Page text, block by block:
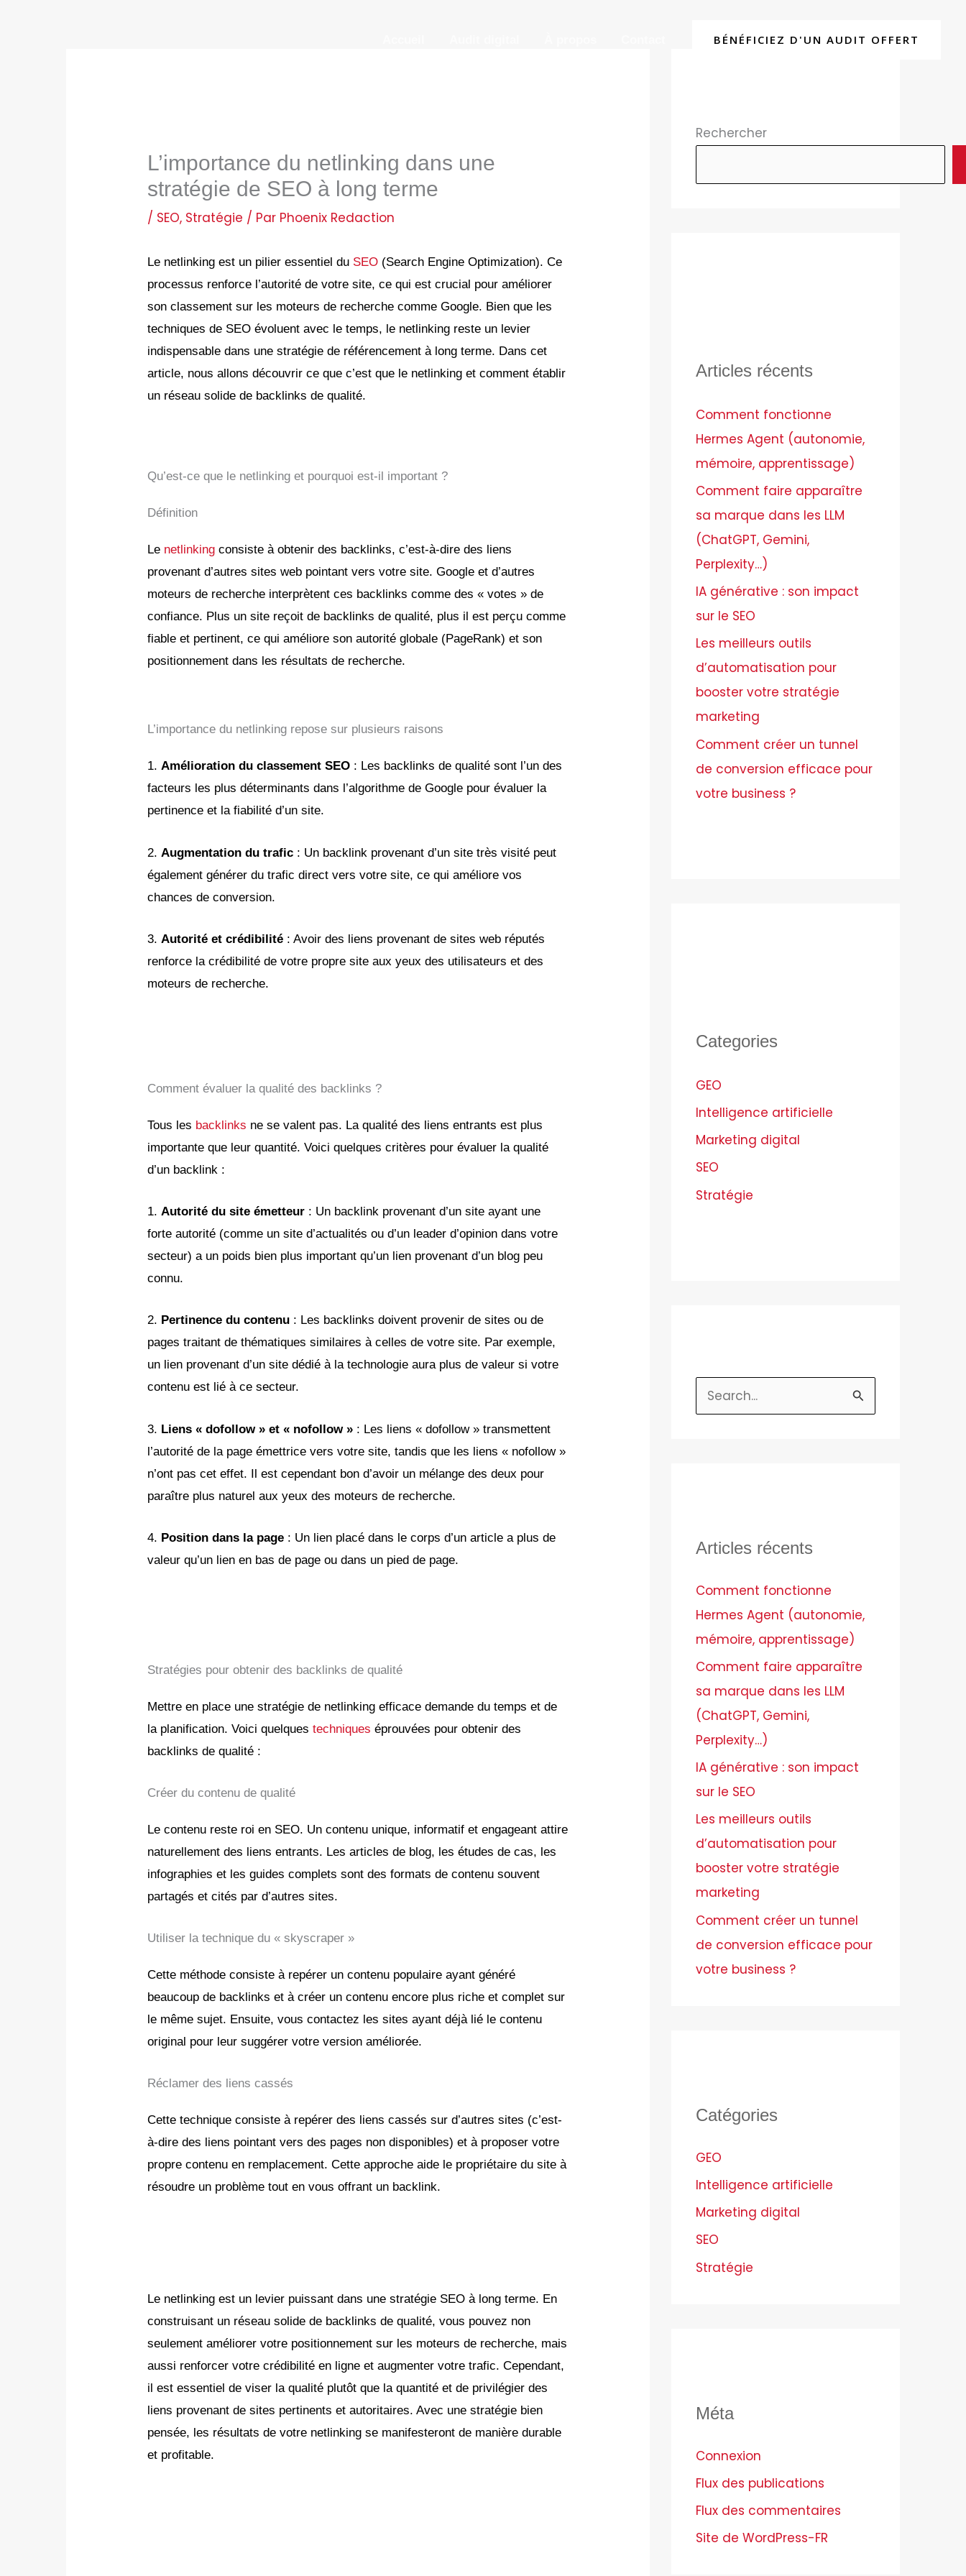
BÉNÉFICIEZ D'UN AUDIT OFFERT
L’importance du netlinking dans une
stratégie de SEO à long terme
/ SEO, Stratégie / Par Phoenix Redaction
Le netlinking est un pilier essentiel du SEO (Search Engine Optimization). Ce
processus renforce l’autorité de votre site, ce qui est crucial pour améliorer
son classement sur les moteurs de recherche comme Google. Bien que les
techniques de SEO évoluent avec le temps, le netlinking reste un levier
indispensable dans une stratégie de référencement à long terme. Dans cet
article, nous allons découvrir ce que c’est que le netlinking et comment établir
un réseau solide de backlinks de qualité.
Qu’est-ce que le netlinking et pourquoi est-il important ?
Définition
Le netlinkingconsiste à obtenir des backlinks, c’est-à-dire des liens
provenant d’autres sites web pointant vers votre site. Google et d’autres
moteurs de recherche interprètent ces backlinks comme des « votes » de
confiance. Plus un site reçoit de backlinks de qualité, plus il est perçu comme
fiable et pertinent, ce qui améliore son autorité globale (PageRank) et son
positionnement dans les résultats de recherche.
L’importance du netlinking repose sur plusieurs raisons
1.Amélioration du classement SEO : Les backlinks de qualité sont l’un des
facteurs les plus déterminants dans l’algorithme de Google pour évaluer la
pertinence et la fiabilité d’un site.
2. Augmentation du trafic : Un backlink provenant d’un site très visité peut
également générer du trafic direct vers votre site, ce qui améliore vos
chances de conversion.
3. Autorité et crédibilité : Avoir des liens provenant de sites web réputés
renforce la crédibilité de votre propre site aux yeux des utilisateurs et des
moteurs de recherche.
Comment évaluer la qualité des backlinks ?
Tous les backlinks ne se valent pas. La qualité des liens entrants est plus
importante que leur quantité. Voici quelques critères pour évaluer la qualité
d’un backlink :
1.Autorité du site émetteur : Un backlink provenant d’un site ayant une
forte autorité (comme un site d’actualités ou d’un leader d’opinion dans votre
secteur) a un poids bien plus important qu’un lien provenant d’un blog peu
connu.
2. Pertinence du contenu : Les backlinks doivent provenir de sites ou de
pages traitant de thématiques similaires à celles de votre site. Par exemple,
un lien provenant d’un site dédié à la technologie aura plus de valeur si votre
contenu est lié à ce secteur.
3. Liens « dofollow » et « nofollow » : Les liens « dofollow » transmettent
l’autorité de la page émettrice vers votre site, tandis que les liens « nofollow »
n’ont pas cet effet. Il est cependant bon d’avoir un mélange des deux pour
paraître plus naturel aux yeux des moteurs de recherche.
4. Position dans la page : Un lien placé dans le corps d’un article a plus de
valeur qu’un lien en bas de page ou dans un pied de page.
Stratégies pour obtenir des backlinks de qualité
Mettre en place une stratégie de netlinking efficace demande du temps et de
la planification. Voici quelquestechniqueséprouvées pour obtenir des
backlinks de qualité :
Créer du contenu de qualité
Le contenu reste roi en SEO. Un contenu unique, informatif et engageant attire
naturellement des liens entrants. Les articles de blog, les études de cas, les
infographies et les guides complets sont des formats de contenu souvent
partagés et cités par d’autres sites.
Utiliser la technique du « skyscraper »
Cette méthode consiste à repérer un contenu populaire ayant généré
beaucoup de backlinks et à créer un contenu encore plus riche et complet sur
le même sujet. Ensuite, vous contactez les sites ayant déjà lié le contenu
original pour leur suggérer votre version améliorée.
Réclamer des liens cassés
Cette technique consiste à repérer des liens cassés sur d’autres sites (c’est-
à-dire des liens pointant vers des pages non disponibles) et à proposer votre
propre contenu en remplacement. Cette approche aide le propriétaire du site à
résoudre un problème tout en vous offrant un backlink.
Le netlinking est un levier puissant dans une stratégie SEO à long terme. En
construisant un réseau solide de backlinks de qualité, vous pouvez non
seulement améliorer votre positionnement sur les moteurs de recherche, mais
aussi renforcer votre crédibilité en ligne et augmenter votre trafic. Cependant,
il est essentiel de viser la qualité plutôt que la quantité et de privilégier des
liens provenant de sites pertinents et autoritaires. Avec une stratégie bien
pensée, les résultats de votre netlinking se manifesteront de manière durable
et profitable.
Rechercher
Articles récents
Comment fonctionne
Hermes Agent (autonomie,
mémoire, apprentissage)
Comment faire apparaître
sa marque dans les LLM
(ChatGPT, Gemini,
Perplexity…)
IA générative : son impact
sur le SEO
Les meilleurs outils
d’automatisation pour
booster votre stratégie
marketing
Comment créer un tunnel
de conversion efficace pour
votre business ?
Categories
GEO
Intelligence artificielle
Marketing digital
SEO
Stratégie
c
e
r
:
Articles récents
Comment fonctionne
Hermes Agent (autonomie,
mémoire, apprentissage)
Comment faire apparaître
sa marque dans les LLM
(ChatGPT, Gemini,
Perplexity…)
IA générative : son impact
sur le SEO
Les meilleurs outils
d’automatisation pour
booster votre stratégie
marketing
Comment créer un tunnel
de conversion efficace pour
votre business ?
Catégories
GEO
Intelligence artificielle
Marketing digital
SEO
Stratégie
Méta
Connexion
Flux des publications
Flux des commentaires
Site de WordPress-FR